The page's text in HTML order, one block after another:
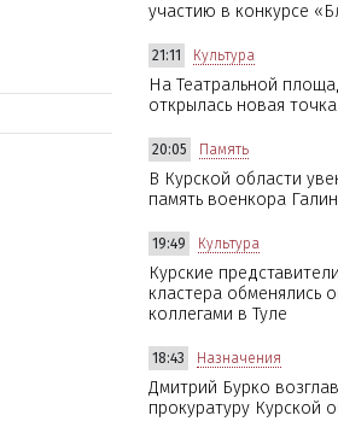
участию в конкурсе
21:11 Культура
На Театральной
открылась новая
20:05 Память
В Курской области
память военкора
19:49 Культура
Курские
кластера обменялись
коллегами в Туле
18:43 Назначения
Дмитрий Бурко
прокуратуру Курской